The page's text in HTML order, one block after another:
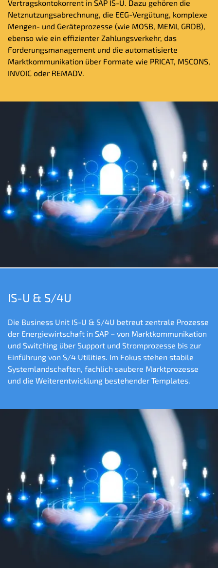
Vertragskontokorrent in SAP IS-U. Dazu gehören die
Netznutzungsabrechnung, die EEG-Vergütung, komplexe
Mengen- und Geräteprozesse (wie MOSB, MEMI, GRDB),
ebenso wie ein effizienter Zahlungsverkehr, das
Forderungsmanagement und die automatisierte
Marktkommunikation über Formate wie PRICAT, MSCONS,
INVOIC oder REMADV.
IS-U & S/4U
Die Business Unit IS-U & S/4U betreut zentrale Prozesse
der Energiewirtschaft in SAP – von Marktkommunikation
und Switching über Support und Stromprozesse bis zur
Einführung von S/4 Utilities. Im Fokus stehen stabile
Systemlandschaften, fachlich saubere Marktprozesse
und die Weiterentwicklung bestehender Templates.